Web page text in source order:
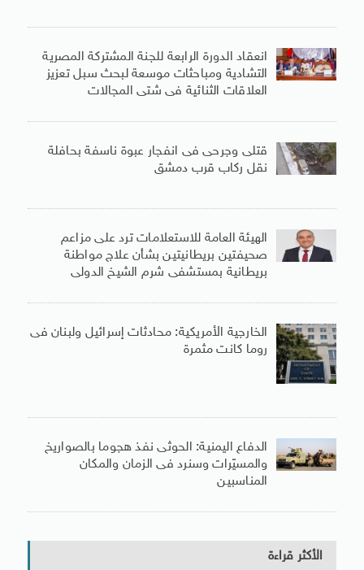
انعقاد الدورة الرابعة للجنة المشتركة المصرية
التشادية ومباحثات موسعة لبحث سبل تعزيز
العلاقات الثنائية فى شتى المجالات
قتلى وجرحى فى انفجار عبوة ناسفة بحافلة
نقل ركاب قرب دمشق
الهيئة العامة للاستعلامات ترد على مزاعم
صحيفتين بريطانيتين بشأن علاج مواطنة
بريطانية بمستشفى شرم الشيخ الدولى
الخارجية الأمريكية: محادثات إسرائيل ولبنان فى
روما كانت مثمرة
الدفاع اليمنية: الحوثى نفذ هجوما بالصواريخ
والمسيّرات وسنرد فى الزمان والمكان
المناسبين
الأكثر قراءة